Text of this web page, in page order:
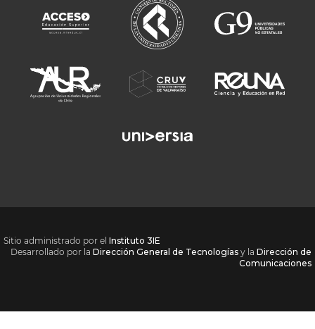
Sitio administrado por el Instituto 3IE
Desarrollado por la Dirección General de Tecnologías y la Dirección de
Comunicaciones